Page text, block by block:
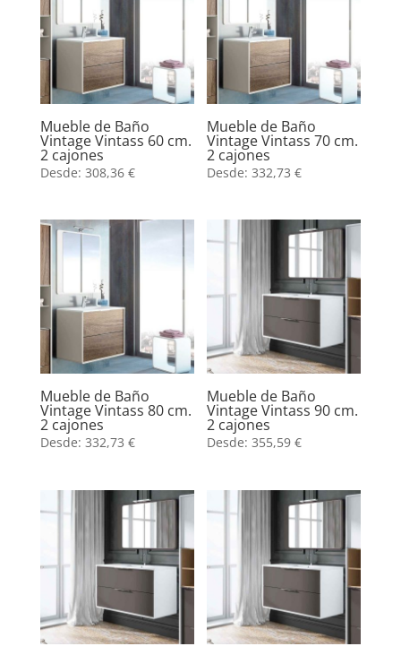
Mueble de Baño
Vintage Vintass 60 cm.
2 cajones
Desde: 308,36 €
Mueble de Baño
Vintage Vintass 70 cm.
2 cajones
Desde:332,73€
Mueble de Baño
Vintage Vintass 80 cm.
2 cajones
Desde: 332,73 €
Mueble de Baño
Vintage Vintass 90 cm.
2 cajones
Desde:355,59€